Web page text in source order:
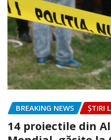
BREAKING NEWS ȘTIRI
14 proiectile din